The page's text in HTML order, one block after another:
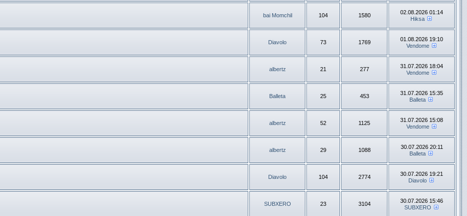
bai Momchil 104 1580
02.08.2026 01:14
Hiksa
Diavolo 73 1769
01.08.2026 19:10
Vendome
albertz 21 277
31.07.2026 18:04
Vendome
Balleta 25 453
31.07.2026 15:35
Balleta
albertz 52 1125
31.07.2026 15:08
Vendome
albertz 29 1088
30.07.2026 20:11
Balleta
Diavolo 104 2774
30.07.2026 19:21
Diavolo
SUBXERO 23 3104
30.07.2026 15:46
SUBXERO